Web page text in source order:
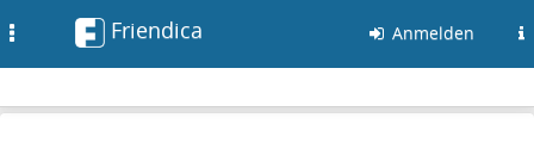
Friendica Anmelden